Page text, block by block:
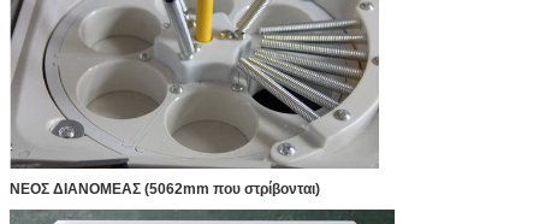
ΝΕΟΣ ΔΙΑΝΟΜΕΑΣ (5062mm που στρίβονται)